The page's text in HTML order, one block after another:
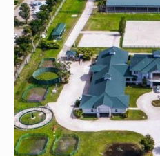
Hestevelfærd
Nyheder
Info